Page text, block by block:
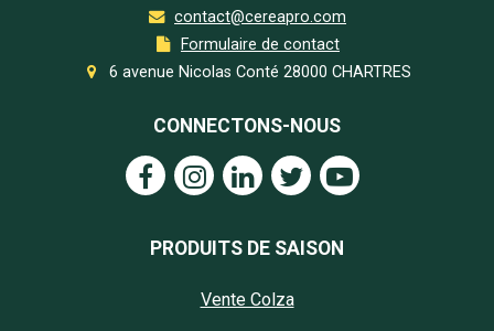
contact@cereapro.com
Formulaire de contact
6 avenue Nicolas Conté 28000 CHARTRES
CONNECTONS-NOUS
PRODUITS DE SAISON
Vente Colza